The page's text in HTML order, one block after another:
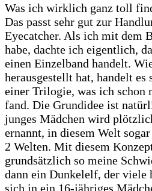
Was ich wirklich ganz toll
Das passt sehr gut zur
Eyecatcher. Als ich mit dem
habe, dachte ich eigentlich,
einen Einzelband handelt.
herausgestellt hat, handelt es
einer Trilogie, was ich schon
fand. Die Grundidee ist
junges Mädchen wird
ernannt, in diesem Welt
2 Welten. Mit diesem
grundsätzlich so meine
dann ein Dunkelelf, der viele
sich in ein 16-jähriges